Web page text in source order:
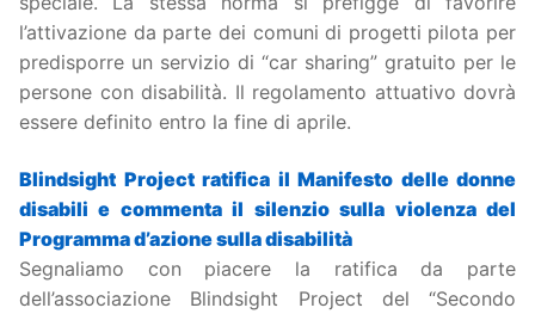
l’attivazione da parte dei comuni di progetti pilota per
predisporre un servizio di “car sharing” gratuito per le
persone con disabilità. Il regolamento attuativo dovrà
essere definito entro la fine di aprile.
Blindsight Project ratifica il Manifesto delle donne
disabili e commenta il silenzio sulla violenza del
Programma d’azione sulla disabilità
Segnaliamo con piacere la ratifica da parte
dell’associazione Blindsight Project del “Secondo